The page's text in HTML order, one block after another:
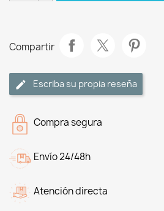
Compartir
Escriba su propia reseña
Compra segura
Envío 24/48h
Atención directa